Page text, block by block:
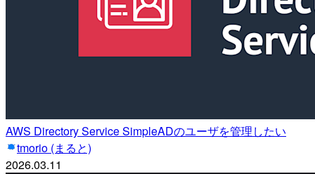
AWS Directory Service SimpleADのユーザを管理したい
tmorio (まると)
2026.03.11